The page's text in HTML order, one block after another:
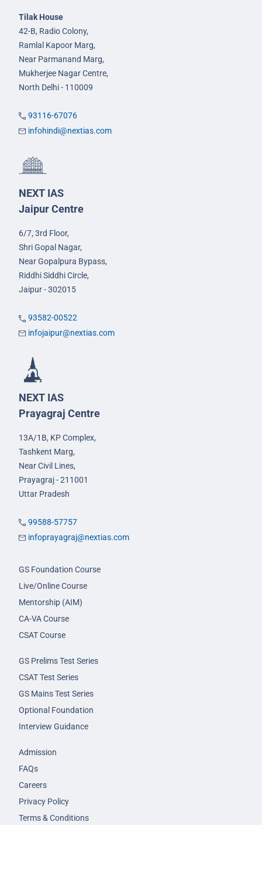
Tilak House
42-B, Radio Colony,
Ramlal Kapoor Marg,
Near Parmanand Marg,
Mukherjee Nagar Centre,
North Delhi - 110009
93116-67076
infohindi@nextias.com
NEXT IAS
Jaipur Centre
6/7, 3rd Floor,
Shri Gopal Nagar,
Near Gopalpura Bypass,
Riddhi Siddhi Circle,
Jaipur - 302015
93582-00522
infojaipur@nextias.com
NEXT IAS
Prayagraj Centre
13A/1B, KP Complex,
Tashkent Marg,
Near Civil Lines,
Prayagraj - 211001
Uttar Pradesh
99588-57757
infoprayagraj@nextias.com
GS Foundation Course
Live/Online Course
Mentorship (AIM)
CA-VA Course
CSAT Course
GS Prelims Test Series
CSAT Test Series
GS Mains Test Series
Optional Foundation
Interview Guidance
Admission
FAQs
Careers
Privacy Policy
Terms & Conditions